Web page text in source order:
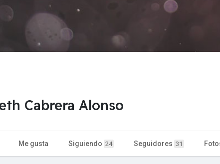
Cabrera Alonso
Me gusta Siguiendo 24 Seguidores 31